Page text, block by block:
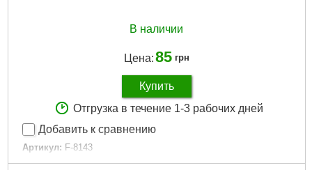
В наличии
Цена:85 грн
Купить
Отгрузка в течение 1-3 рабочих дней
Добавить к сравнению
Артикул: F-8143
Код товара: 17.08.43